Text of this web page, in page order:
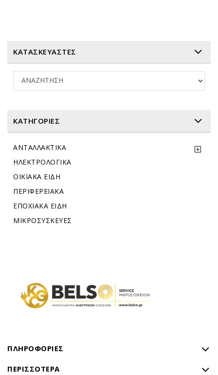
ΚΑΤΑΣΚΕΥΑΣΤΕΣ
ΚΑΤΗΓΟΡΊΕΣ
ΑΝΤΑΛΛΑΚΤΙΚΑ
ΗΛΕΚΤΡΟΛΟΓΙΚΑ
ΟΙΚΙΑΚΑ ΕΙΔΗ
ΠΕΡΙΦΕΡΕΙΑΚΑ
ΕΠΟΧΙΑΚΑ ΕΙΔΗ
ΜΙΚΡΟΣΥΣΚΕΥΕΣ
ΠΛΗΡΟΦΟΡΊΕΣ
ΠΕΡΙΣΣΌΤΕΡΑ